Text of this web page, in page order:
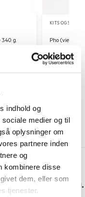
indhold og
medier og til
oplysninger om
partnere inden
og
kombinere disse
dem, eller som
tjenester.
340 g.
KITS OG
Pho
182,00
for hjælp?
klar til at hjælpe dig.